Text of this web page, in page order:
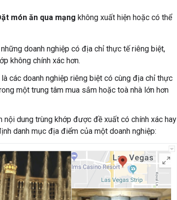
món ăn qua mạng không xuất hiện hoặc có thể
doanh nghiệp có địa chỉ thực tế riêng biệt,
không chính xác hơn.
các doanh nghiệp riêng biệt có cùng địa chỉ thực
một trung tâm mua sắm hoặc toà nhà lớn hơn
dung trùng khớp được đề xuất có chính xác hay
danh mục địa điểm của một doanh nghiệp: